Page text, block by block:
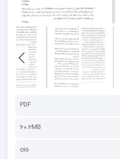
PDF
60.2MB
cio